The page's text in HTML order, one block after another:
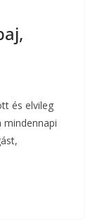
és elvileg